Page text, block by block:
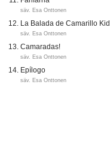
säv. Esa Onttonen
La Balada de Camarillo Kid
säv. Esa Onttonen
Camaradas!
säv. Esa Onttonen
Epílogo
säv. Esa Onttonen